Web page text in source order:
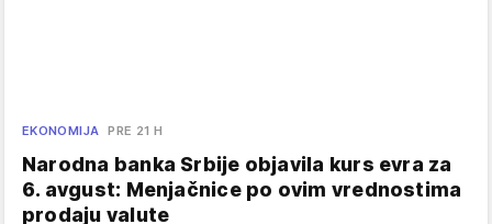
EKONOMIJA PRE 21 H
Narodna banka Srbije objavila kurs evra za
6. avgust: Menjačnice po ovim vrednostima
prodaju valute